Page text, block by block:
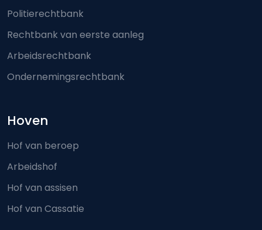
Politierechtbank
Rechtbank van eerste aanleg
Arbeidsrechtbank
Ondernemingsrechtbank
Hoven
Hof van beroep
Arbeidshof
Hof van assisen
Hof van Cassatie